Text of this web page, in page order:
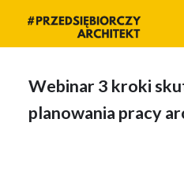
treści
Webinar 3 kroki
planowania pracy